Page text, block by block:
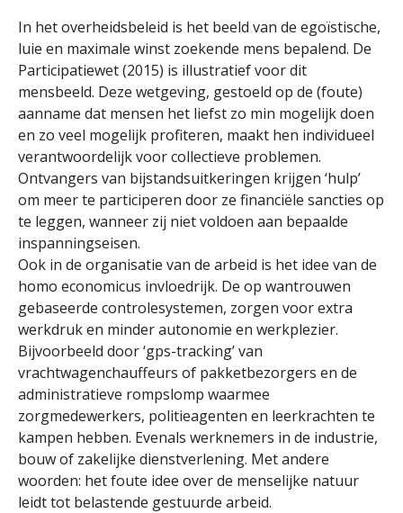
In het overheidsbeleid is het beeld van de egoïstische,
luie en maximale winst zoekende mens bepalend. De
Participatiewet (2015) is illustratief voor dit
mensbeeld. Deze wetgeving, gestoeld op de (foute)
aanname dat mensen het liefst zo min mogelijk doen
en zo veel mogelijk profiteren, maakt hen individueel
verantwoordelijk voor collectieve problemen.
Ontvangers van bijstandsuitkeringen krijgen ‘hulp’
om meer te participeren door ze financiële sancties op
te leggen, wanneer zij niet voldoen aan bepaalde
inspanningseisen.
Ook in de organisatie van de arbeid is het idee van de
homo economicus invloedrijk. De op wantrouwen
gebaseerde controlesystemen, zorgen voor extra
werkdruk en minder autonomie en werkplezier.
Bijvoorbeeld door ‘gps-tracking’ van
vrachtwagenchauffeurs of pakketbezorgers en de
administratieve rompslomp waarmee
zorgmedewerkers, politieagenten en leerkrachten te
kampen hebben. Evenals werknemers in de industrie,
bouw of zakelijke dienstverlening. Met andere
woorden: het foute idee over de menselijke natuur
leidt tot belastende gestuurde arbeid.